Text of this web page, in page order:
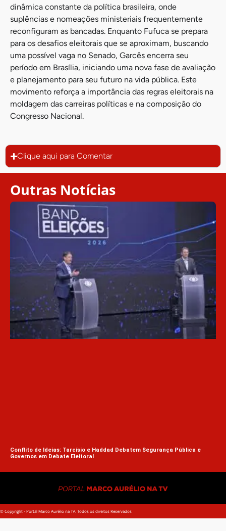
dinâmica constante da política brasileira, onde
suplências e nomeações ministeriais frequentemente
reconfiguram as bancadas. Enquanto Fufuca se prepara
para os desafios eleitorais que se aproximam, buscando
uma possível vaga no Senado, Garcês encerra seu
período em Brasília, iniciando uma nova fase de avaliação
e planejamento para seu futuro na vida pública. Este
movimento reforça a importância das regras eleitorais na
moldagem das carreiras políticas e na composição do
Congresso Nacional.
Clique aqui para Comentar
Outras Notícias
Conflito de Ideias: Tarcísio e Haddad Debatem Segurança Pública e
Governos em Debate Eleitoral
© Copyright - Portal Marco Aurélio na TV. Todos os direitos Reservados